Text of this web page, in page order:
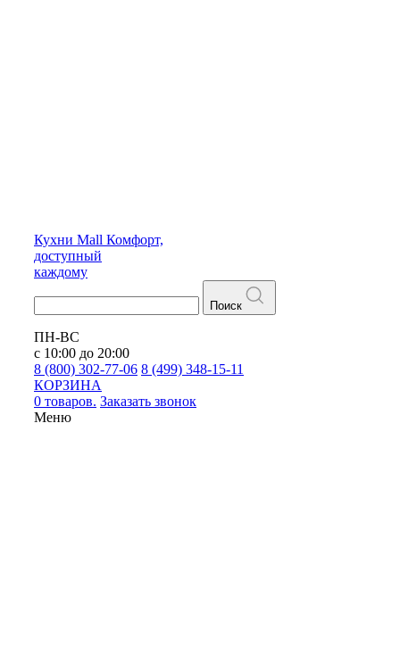
Кухни Mall Комфорт,
доступный
каждому
Поиск
ПН-ВС
с 10:00 до 20:00
8 (800) 302-77-06 8 (499) 348-15-11
КОРЗИНА
0 товаров. Заказать звонок
Меню